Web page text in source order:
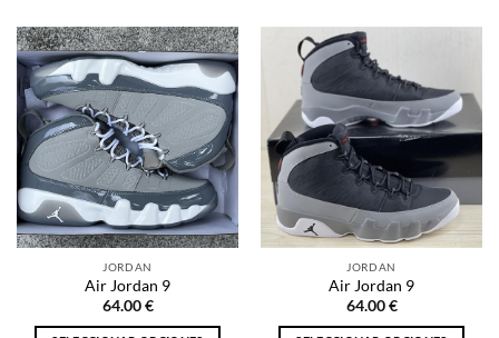
tiene
múltiples
variantes.
Las
opciones
se
pueden
elegir
en
la
página
de
múltiples
variantes.
Las
opciones
pueden
elegir
en
la
página
de
JORDAN
Air Jordan 9
64.00€
JORDAN
Air Jordan 9
64.00€